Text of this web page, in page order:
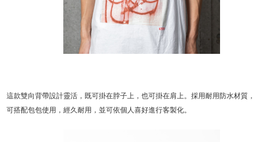
這款雙向背帶設計靈活，既可掛在脖子上，也可掛在肩上。採用耐用防水材質，
可搭配包包使用，經久耐用，並可依個人喜好進行客製化。